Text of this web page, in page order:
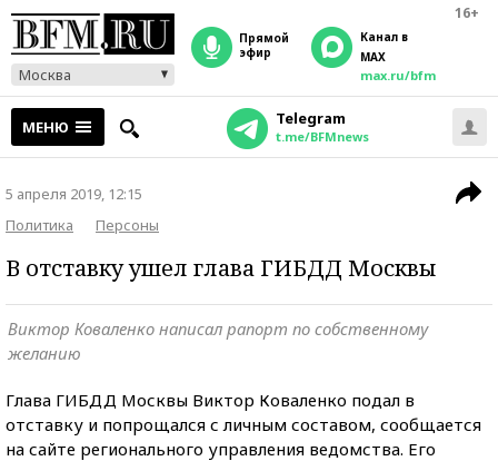
16+
Москва
прямой
эфир
Канал в
MAX
max.ru/bfm
МЕНЮ Telegram
t.me/BFMnews
5 апреля 2019, 12:15
Политика
Персоны
В отставку ушел глава ГИБДД Москвы
Виктор Коваленко написал рапорт по собственному
желанию
Глава ГИБДД Москвы Виктор Коваленко подал в
отставку и попрощался с личным составом, сообщается
на сайте регионального управления ведомства. Его